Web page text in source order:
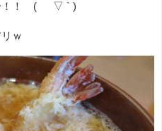
！！ ( ´ ▽ ` )
ｗ